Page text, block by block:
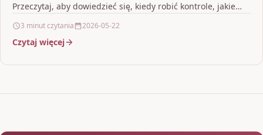
Przeczytaj, aby dowiedzieć się, kiedy robić kontrole, jakie
3 minut czytania 2026-05-22
Czytaj więcej